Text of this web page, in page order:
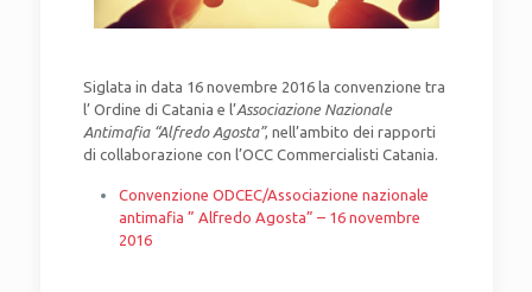
Siglata in data 16 novembre 2016 la convenzione tra
l’ Ordine di Catania e l’Associazione Nazionale
Antimafia “Alfredo Agosta”, nell’ambito dei rapporti
di collaborazione con l’OCC Commercialisti Catania.
Convenzione ODCEC/Associazione nazionale
antimafia ” Alfredo Agosta” – 16 novembre
2016